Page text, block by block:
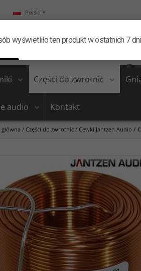
Polski
Części do zwrotnic
audio Kontakt
/ Części do zwrotnic / Cewki Jantzen Audio /